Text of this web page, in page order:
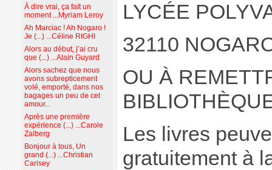
LYCÉE
32110
OU À
Les livres
gratuitement à
À dire vrai, ça fait un
moment ...Myriam Leroy
Ah Marciac ! Ah Nogaro !
Je (...) ...Céline RIGHI
Alors au début, j’ai cru
que (...) ...Alain Guyard
Alors sachez que nous
avons subrepticement
volé, emporté, dans nos
bagages un peu de cet
amour...
Après une première
expérience (...) ...Carole
Zalberg
Bonjour à tous, Un
grand (...) ...Christian
Carisey